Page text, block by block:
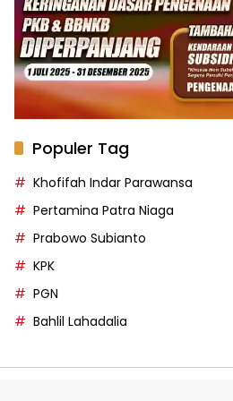
Populer Tag
Khofifah Indar Parawansa
Pertamina Patra Niaga
Prabowo Subianto
KPK
PGN
Bahlil Lahadalia